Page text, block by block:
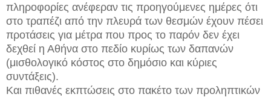
πληροφορίες ανέφεραν τις προηγούμενες ημέρες ότι
στο τραπέζι από την πλευρά των θεσμών έχουν πέσει
προτάσεις για μέτρα που προς το παρόν δεν έχει
δεχθεί η Αθήνα στο πεδίο κυρίως των δαπανών
(μισθολογικό κόστος στο δημόσιο και κύριες
συντάξεις).
Και πιθανές εκπτώσεις στο πακέτο των προληπτικών